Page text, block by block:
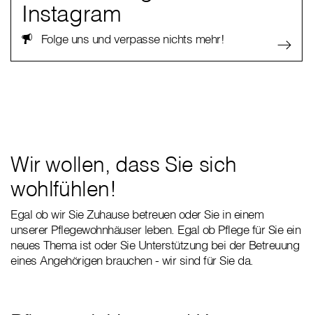
Instagram
Folge uns und verpasse nichts mehr!
Wir wollen, dass Sie sich
wohlfühlen!
Egal ob wir Sie Zuhause betreuen oder Sie in einem
unserer Pflegewohnhäuser leben. Egal ob Pflege für Sie ein
neues Thema ist oder Sie Unterstützung bei der Betreuung
eines Angehörigen brauchen - wir sind für Sie da.